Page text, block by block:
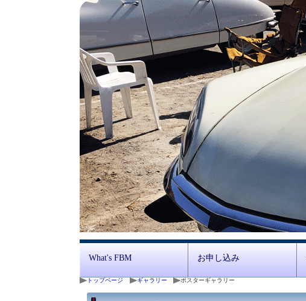
What's FBM お申し込み
トップページ ギャラリー ポスターギャラリー